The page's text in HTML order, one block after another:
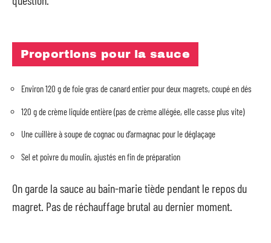
Proportions pour la sauce
Environ 120 g de foie gras de canard entier pour deux magrets, coupé en dés
120 g de crème liquide entière (pas de crème allégée, elle casse plus vite)
Une cuillère à soupe de cognac ou d’armagnac pour le déglaçage
Sel et poivre du moulin, ajustés en fin de préparation
On garde la sauce au bain-marie tiède pendant le repos du
magret. Pas de réchauffage brutal au dernier moment.